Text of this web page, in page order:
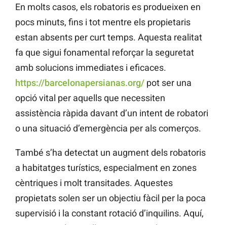
En molts casos, els robatoris es produeixen en
pocs minuts, fins i tot mentre els propietaris
estan absents per curt temps. Aquesta realitat
fa que sigui fonamental reforçar la seguretat
amb solucions immediates i eficaces.
https://barcelonapersianas.org/ pot ser una
opció vital per aquells que necessiten
assistència ràpida davant d’un intent de robatori
o una situació d’emergència per als comerços.
També s’ha detectat un augment dels robatoris
a habitatges turístics, especialment en zones
cèntriques i molt transitades. Aquestes
propietats solen ser un objectiu fàcil per la poca
supervisió i la constant rotació d’inquilins. Aquí,